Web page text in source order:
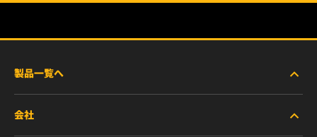
製品一覧へ
商用車および建機・農機・産業用途車両
会社